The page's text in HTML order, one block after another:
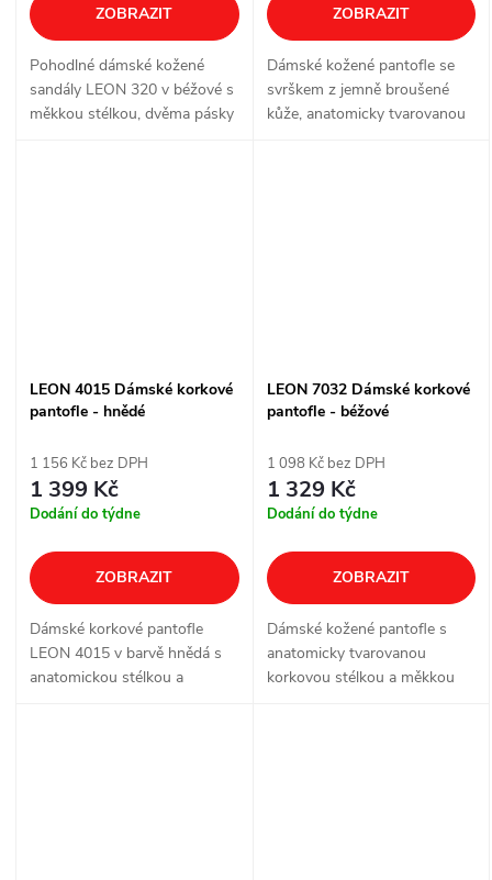
ZOBRAZIT
Pohodlné dámské kožené
sandály LEON 320 v béžové s
měkkou stélkou, dvěma pásky
ZOBRAZIT
Dámské kožené pantofle se
svrškem z jemně broušené
kůže, anatomicky tvarovanou
LEON 4015 Dámské korkové
pantofle - hnědé
1 156 Kč bez DPH
1 399 Kč
Dodání do týdne
ZOBRAZIT
Dámské korkové pantofle
LEON 4015 v barvě hnědá s
anatomickou stélkou a
LEON 7032 Dámské korkové
pantofle - béžové
1 098 Kč bez DPH
1 329 Kč
Dodání do týdne
ZOBRAZIT
Dámské kožené pantofle s
anatomicky tvarovanou
korkovou stélkou a měkkou